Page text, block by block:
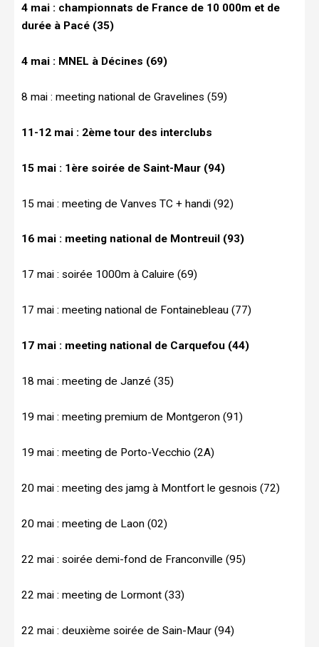
4 mai : championnats de France de 10 000m et de
durée à Pacé (35)
4 mai : MNEL à Décines (69)
8 mai : meeting national de Gravelines (59)
11-12 mai : 2ème tour des interclubs
15 mai : 1ère soirée de Saint-Maur (94)
15 mai : meeting de Vanves TC + handi (92)
16 mai : meeting national de Montreuil (93)
17 mai : soirée 1000m à Caluire (69)
17 mai : meeting national de Fontainebleau (77)
17 mai : meeting national de Carquefou (44)
18 mai : meeting de Janzé (35)
19 mai : meeting premium de Montgeron (91)
19 mai : meeting de Porto-Vecchio (2A)
20 mai : meeting des jamg à Montfort le gesnois (72)
20 mai : meeting de Laon (02)
22 mai : soirée demi-fond de Franconville (95)
22 mai : meeting de Lormont (33)
22 mai : deuxième soirée de Sain-Maur (94)